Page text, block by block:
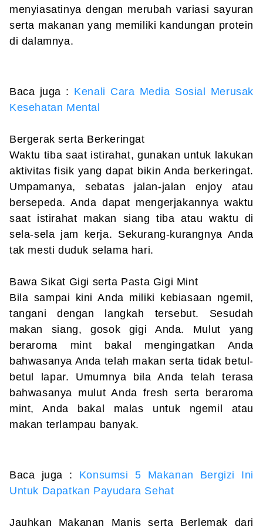
menyiasatinya dengan merubah variasi sayuran
serta makanan yang memiliki kandungan protein
di dalamnya.
Baca juga : Kenali Cara Media Sosial Merusak
Kesehatan Mental
Bergerak serta Berkeringat
Waktu tiba saat istirahat, gunakan untuk lakukan
aktivitas fisik yang dapat bikin Anda berkeringat.
Umpamanya, sebatas jalan-jalan enjoy atau
bersepeda. Anda dapat mengerjakannya waktu
saat istirahat makan siang tiba atau waktu di
sela-sela jam kerja. Sekurang-kurangnya Anda
tak mesti duduk selama hari.
Bawa Sikat Gigi serta Pasta Gigi Mint
Bila sampai kini Anda miliki kebiasaan ngemil,
tangani dengan langkah tersebut. Sesudah
makan siang, gosok gigi Anda. Mulut yang
beraroma mint bakal mengingatkan Anda
bahwasanya Anda telah makan serta tidak betul-
betul lapar. Umumnya bila Anda telah terasa
bahwasanya mulut Anda fresh serta beraroma
mint, Anda bakal malas untuk ngemil atau
makan terlampau banyak.
Baca juga : Konsumsi 5 Makanan Bergizi Ini
Untuk Dapatkan Payudara Sehat
Jauhkan Makanan Manis serta Berlemak dari